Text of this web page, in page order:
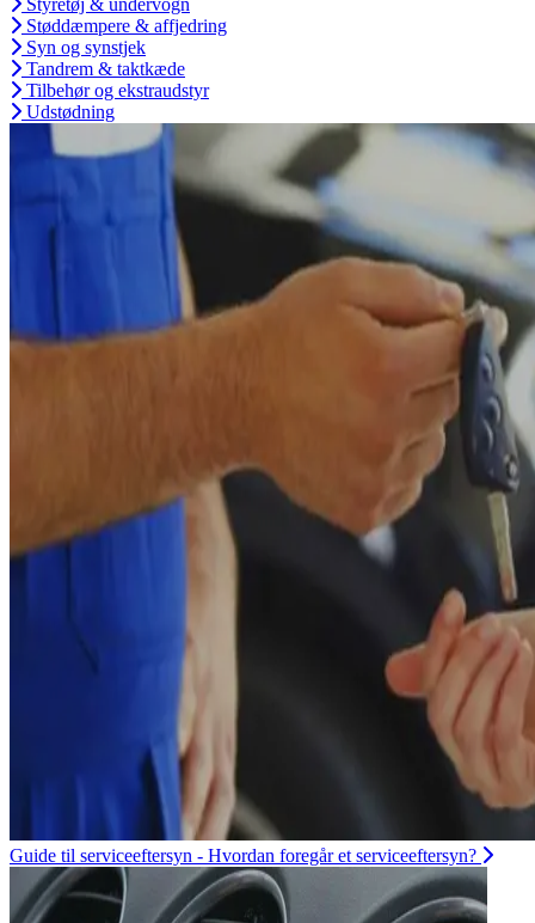
Støddæmpere & affjedring
Syn og synstjek
Tandrem & taktkæde
Tilbehør og ekstraudstyr
Udstødning
Guide til serviceeftersyn - Hvordan foregår et serviceeftersyn?